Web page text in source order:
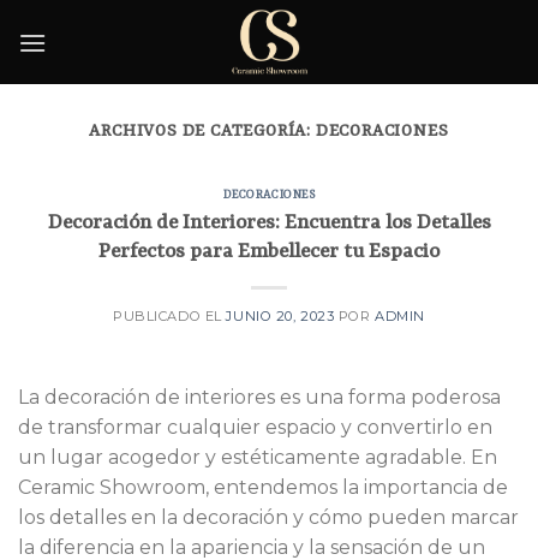
ARCHIVOS DE CATEGORÍA: DECORACIONES
DECORACIONES
Decoración de Interiores: Encuentra los Detalles
Perfectos para Embellecer tu Espacio
PUBLICADO ELJUNIO 20, 2023 PORADMIN
La decoración de interiores es una forma poderosa
de transformar cualquier espacio y convertirlo en
un lugar acogedor y estéticamente agradable. En
Ceramic Showroom, entendemos la importancia de
los detalles en la decoración y cómo pueden marcar
la diferencia en la apariencia y la sensación de un